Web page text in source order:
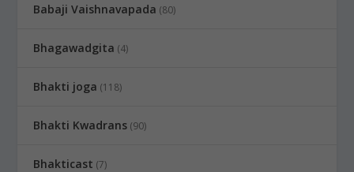
Babaji Vaishnavapada (80)
Bhagawadgita (4)
Bhakti joga (118)
Bhakti Kwadrans (90)
Bhakticast (7)